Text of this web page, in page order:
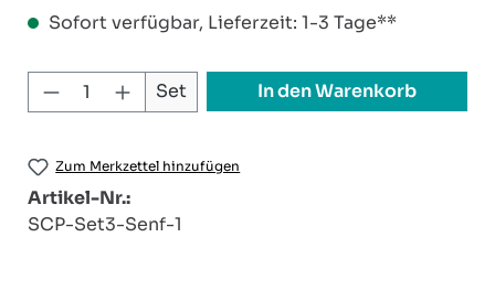
Sofort verfügbar, Lieferzeit: 1-3 Tage**
Produkt Anzahl: Gib den
Set In den Warenkorb
Zum Merkzettel hinzufügen
Artikel-Nr.:
SCP-Set3-Senf-1